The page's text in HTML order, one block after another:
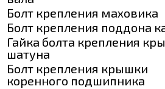
Болт крепления маховика
Болт крепления поддона
Гайка болта крепления
шатуна
Болт крепления крышки
коренного подшипника